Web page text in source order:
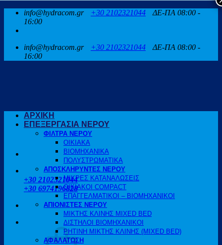
Μετάβαση
περιεχόμενο
info@hydracom.gr +30 2102321044
ΔΕ-ΠΑ 08:00 -
16:00
info@hydracom.gr +30 2102321044
ΔΕ-ΠΑ 08:00 -
16:00
ΚΑΛΕΣΤΕ ΜΑΣ
+30 2102321044
+30 6974196828
ΑΡΧΙΚΗ
ΕΠΕΞΕΡΓΑΣΙΑ ΝΕΡΟΥ
ΦΙΛΤΡΑ ΝΕΡΟΥ
ΟΙΚΙΑΚΑ
ΒΙΟΜΗΧΑΝΙΚΑ
ΠΟΛΥΣΤΡΩΜΑΤΙΚΑ
ΑΠΟΣΚΛΗΡΥΝΤΕΣ ΝΕΡΟΥ
ΜΙΚΡΕΣ ΚΑΤΑΝΑΛΩΣΕΙΣ
ΟΙΚΙΑΚΟΙ COMPACT
ΕΠΑΓΓΕΛΜΑΤΙΚΟΙ – ΒΙΟΜΗΧΑΝΙΚΟΙ
ΑΠΙΟΝΙΣΤΕΣ ΝΕΡΟΥ
ΜΙΚΤΗΣ ΚΛΙΝΗΣ MIXED BED
ΔΙΣΤΗΛΟΙ ΒΙΟΜΗΧΑΝΙΚΟΙ
ΡΗΤΙΝΗ ΜΙΚΤΗΣ ΚΛΙΝΗΣ (MIXED BED)
ΑΦΑΛΑΤΩΣΗ